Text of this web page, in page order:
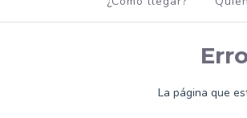
La página que